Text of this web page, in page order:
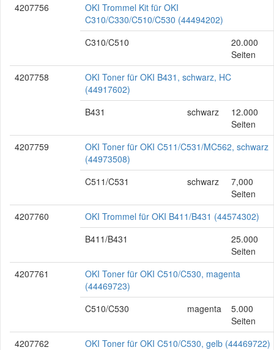
4207756
OKI Trommel Kit für OKI
C310/C330/C510/C530 (44494202)
C310/C510
20.000
Seiten
4207758
OKI Toner für OKI B431, schwarz, HC
(44917602)
B431
schwarz
12.000
Seiten
4207759
OKI Toner für OKI C511/C531/MC562, schwarz
(44973508)
C511/C531
schwarz
7,000
Seiten
4207760
OKI Trommel für OKI B411/B431 (44574302)
B411/B431
25.000
Seiten
4207761
OKI Toner für OKI C510/C530, magenta
(44469723)
C510/C530
magenta
5.000
Seiten
4207762
OKI Toner für OKI C510/C530, gelb (44469722)